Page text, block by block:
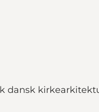
dansk